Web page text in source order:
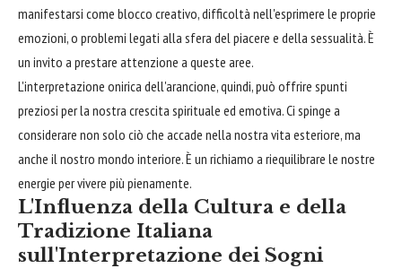
manifestarsi come blocco creativo, difficoltà nell'esprimere le proprie
emozioni, o problemi legati alla sfera del piacere e della sessualità. È
un invito a prestare attenzione a queste aree.
L'interpretazione onirica dell'arancione, quindi, può offrire spunti
preziosi per la nostra crescita spirituale ed emotiva. Ci spinge a
considerare non solo ciò che accade nella nostra vita esteriore, ma
anche il nostro mondo interiore. È un richiamo a riequilibrare le nostre
energie per vivere più pienamente.
L'Influenza della Cultura e della
Tradizione Italiana
sull'Interpretazione dei Sogni